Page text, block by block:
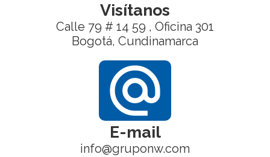
Visítanos
Calle 79 # 14 59 , Oficina 301
Bogotá, Cundinamarca
alternate_email
E-mail
info@gruponw.com